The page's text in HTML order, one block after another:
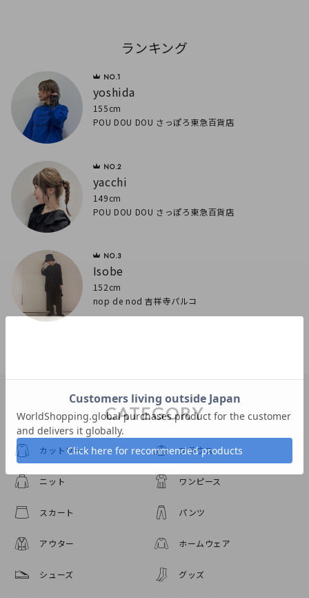
ランキング
yoshida
155cm
POU DOU DOU さっぽろ東急百貨店
yacchi
149cm
POU DOU DOU さっぽろ東急百貨店
Isobe
152cm
nop de nod 吉祥寺パルコ
CATEGORY
カットソー ブラウス
ニット ワンピース
スカート パンツ
アウター ホームウェア
シューズ グッズ